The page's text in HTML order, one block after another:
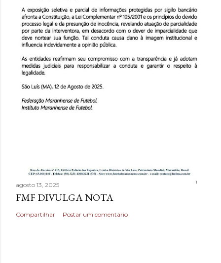
agosto 13, 2025
FMF DIVULGA NOTA
Compartilhar Postar um comentário